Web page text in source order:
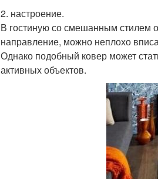
2. настроение.
В гостиную со смешанным стилем
направление, можно неплохо
Однако подобный ковер может
активных объектов.